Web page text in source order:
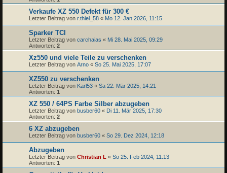
Verkaufe XZ 550 Defekt für 300 €
Letzter Beitrag von r.thiel_58 « Mo 12. Jan 2026, 11:15
Sparker TCI
Letzter Beitrag von carchaias « Mi 28. Mai 2025, 09:29
Antworten: 2
Xz550 und viele Teile zu verschenken
Letzter Beitrag von Arno « So 25. Mai 2025, 17:07
XZ550 zu verschenken
Letzter Beitrag von Karl53 « Sa 22. Mär 2025, 14:21
Antworten: 1
XZ 550 / 64PS Farbe Silber abzugeben
Letzter Beitrag von busber60 « Di 11. Mär 2025, 17:30
Antworten: 2
6 XZ abzugeben
Letzter Beitrag von busber60 « So 29. Dez 2024, 12:18
Abzugeben
Letzter Beitrag von Christian L « So 25. Feb 2024, 11:13
Antworten: 1